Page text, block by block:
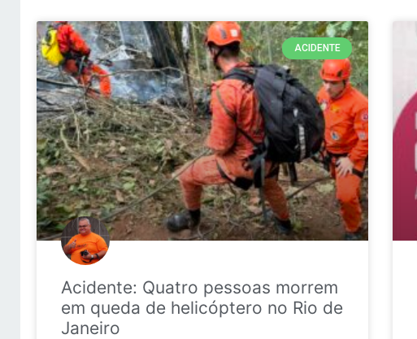
ACIDENTE
Acidente: Quatro pessoas morrem
em queda de helicóptero no Rio de
Janeiro